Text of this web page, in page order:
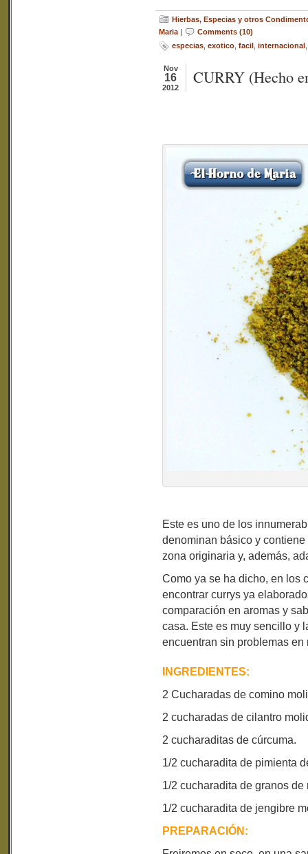
Hierbas, Especias y otros
Maria |
Comments (10)
especias exotico facil internacional
Nov
16
2012
CURRY (Hecho
Este es uno de los
denominan básico y
zona originaria y, además,
Como ya se ha dicho, en los
encontrar currys ya
comparación en aromas y
casa. Este es muy sencillo y
encuentran sin problemas
INGREDIENTES:
2 Cucharadas de comino
2 cucharadas de cilantro
2 cucharaditas de cúrcuma.
1/2 cucharadita de pimienta
1/2 cucharadita de granos de
1/2 cucharadita de jengibre
PREPARACIÓN: